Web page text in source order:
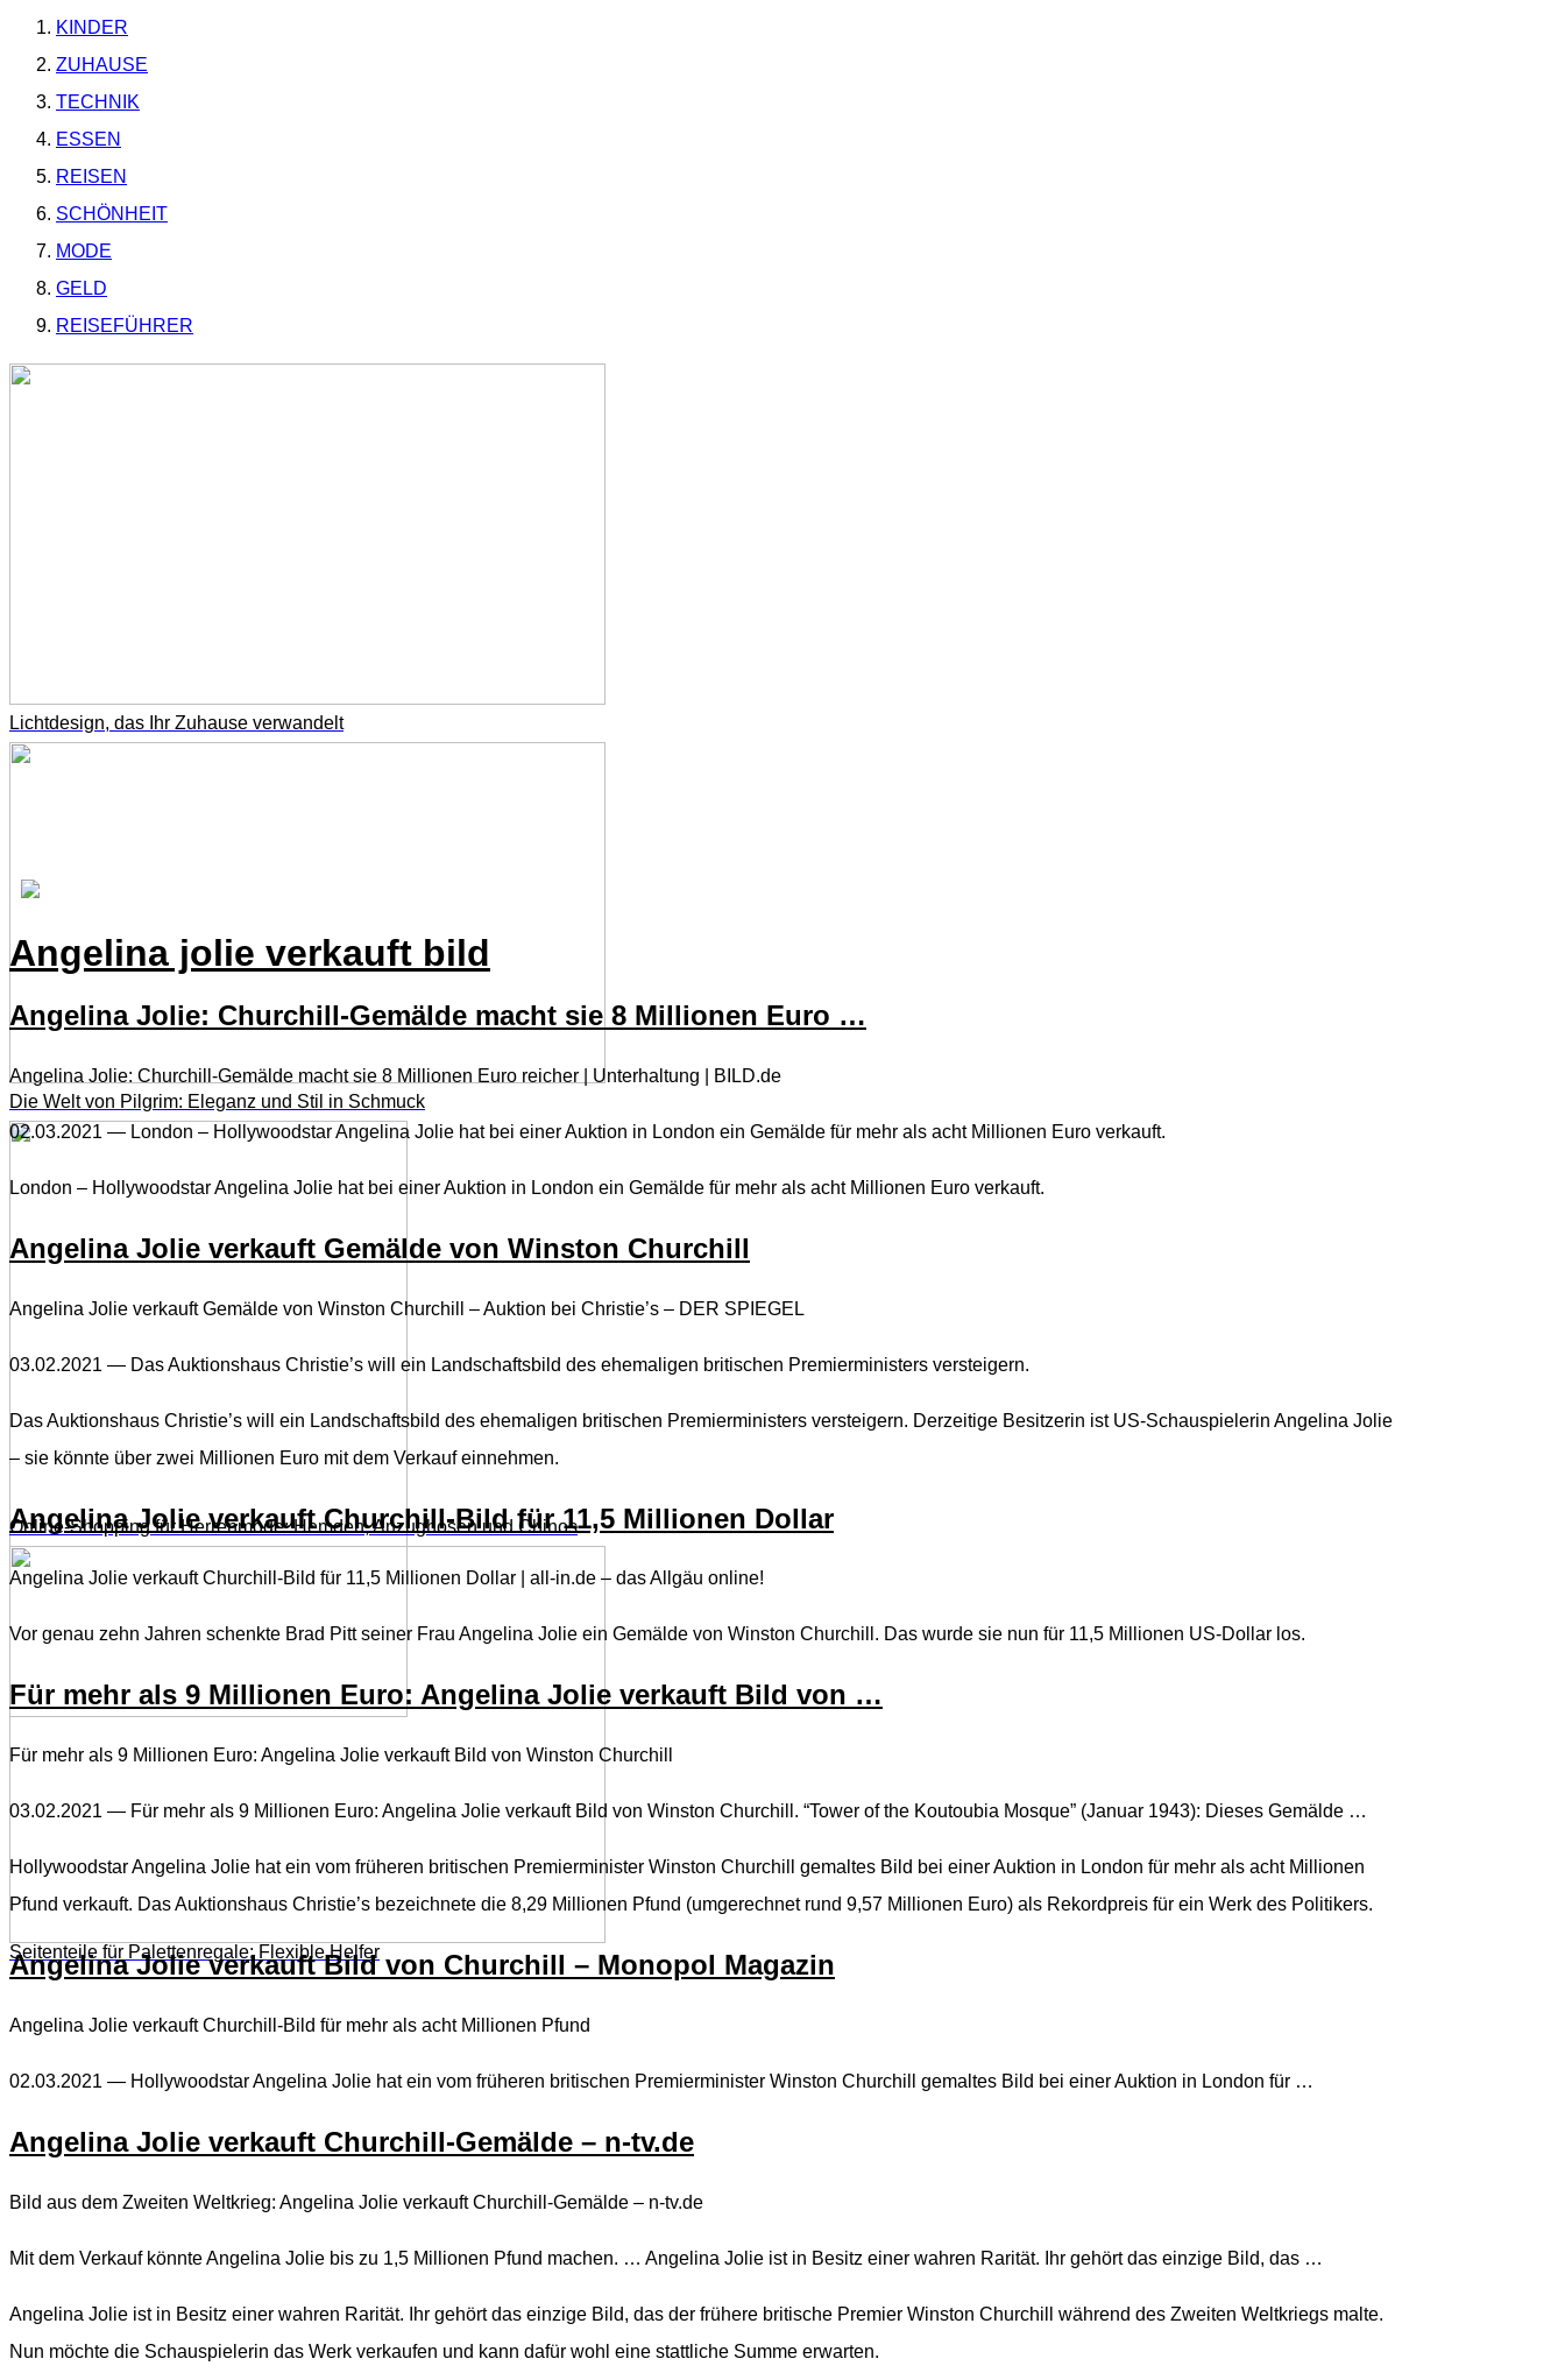
KINDER
ZUHAUSE
TECHNIK
ESSEN
REISEN
SCHÖNHEIT
MODE
GELD
REISEFÜHRER
Lichtdesign, das Ihr Zuhause verwandelt
Die Welt von Pilgrim: Eleganz und Stil in Schmuck
Online-Shopping für Herrenmode: Hemden, Anzughosen und Chinos
Seitenteile für Palettenregale: Flexible Helfer
Angelina jolie verkauft bild
Angelina Jolie: Churchill-Gemälde macht sie 8 Millionen Euro …
Angelina Jolie: Churchill-Gemälde macht sie 8 Millionen Euro reicher | Unterhaltung | BILD.de
02.03.2021 — London – Hollywoodstar Angelina Jolie hat bei einer Auktion in London ein Gemälde für mehr als acht Millionen Euro verkauft.
London – Hollywoodstar Angelina Jolie hat bei einer Auktion in London ein Gemälde für mehr als acht Millionen Euro verkauft.
Angelina Jolie verkauft Gemälde von Winston Churchill
Angelina Jolie verkauft Gemälde von Winston Churchill – Auktion bei Christie’s – DER SPIEGEL
03.02.2021 — Das Auktionshaus Christie’s will ein Landschaftsbild des ehemaligen britischen Premierministers versteigern.
Das Auktionshaus Christie’s will ein Landschaftsbild des ehemaligen britischen Premierministers versteigern. Derzeitige Besitzerin ist US-Schauspielerin Angelina Jolie
– sie könnte über zwei Millionen Euro mit dem Verkauf einnehmen.
Angelina Jolie verkauft Churchill-Bild für 11,5 Millionen Dollar
Angelina Jolie verkauft Churchill-Bild für 11,5 Millionen Dollar | all-in.de – das Allgäu online!
Vor genau zehn Jahren schenkte Brad Pitt seiner Frau Angelina Jolie ein Gemälde von Winston Churchill. Das wurde sie nun für 11,5 Millionen US-Dollar los.
Für mehr als 9 Millionen Euro: Angelina Jolie verkauft Bild von …
Für mehr als 9 Millionen Euro: Angelina Jolie verkauft Bild von Winston Churchill
03.02.2021 — Für mehr als 9 Millionen Euro: Angelina Jolie verkauft Bild von Winston Churchill. “Tower of the Koutoubia Mosque” (Januar 1943): Dieses Gemälde …
Hollywoodstar Angelina Jolie hat ein vom früheren britischen Premierminister Winston Churchill gemaltes Bild bei einer Auktion in London für mehr als acht Millionen
Pfund verkauft. Das Auktionshaus Christie’s bezeichnete die 8,29 Millionen Pfund (umgerechnet rund 9,57 Millionen Euro) als Rekordpreis für ein Werk des Politikers.
Angelina Jolie verkauft Bild von Churchill – Monopol Magazin
Angelina Jolie verkauft Churchill-Bild für mehr als acht Millionen Pfund
02.03.2021 — Hollywoodstar Angelina Jolie hat ein vom früheren britischen Premierminister Winston Churchill gemaltes Bild bei einer Auktion in London für …
Angelina Jolie verkauft Churchill-Gemälde – n-tv.de
Bild aus dem Zweiten Weltkrieg: Angelina Jolie verkauft Churchill-Gemälde – n-tv.de
Mit dem Verkauf könnte Angelina Jolie bis zu 1,5 Millionen Pfund machen. … Angelina Jolie ist in Besitz einer wahren Rarität. Ihr gehört das einzige Bild, das …
Angelina Jolie ist in Besitz einer wahren Rarität. Ihr gehört das einzige Bild, das der frühere britische Premier Winston Churchill während des Zweiten Weltkriegs malte.
Nun möchte die Schauspielerin das Werk verkaufen und kann dafür wohl eine stattliche Summe erwarten.